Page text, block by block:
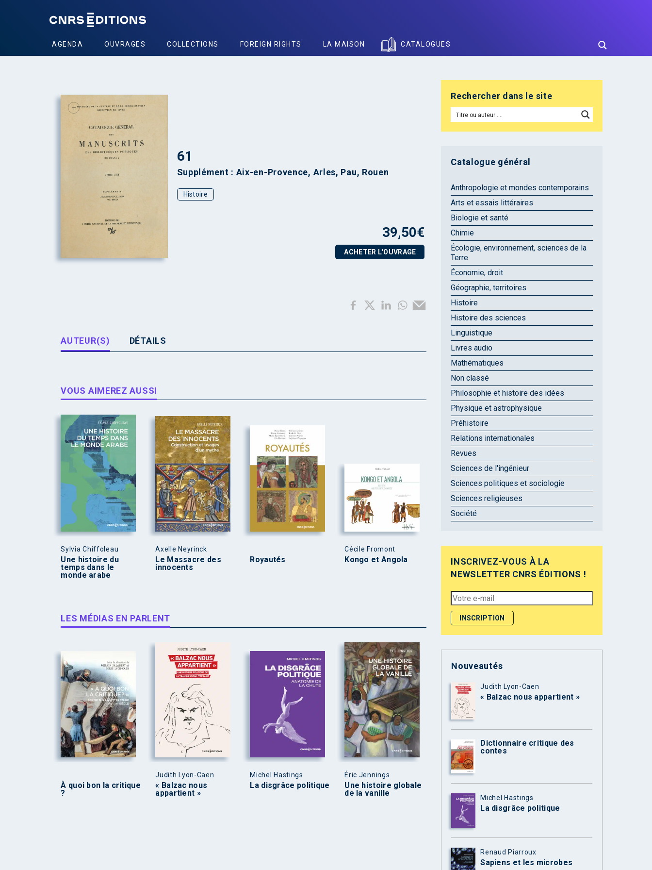
AGENDA OUVRAGES COLLECTIONS FOREIGN RIGHTS LA MAISON CATALOGUES
+
61
Supplément : Aix-en-Provence, Arles, Pau, Rouen
Histoire
39,50€
ACHETER L'OUVRAGE
AUTEUR(S) DÉTAILS
VOUS AIMEREZ AUSSI
Sylvia Chiffoleau
Une histoire du
temps dans le
monde arabe
Axelle Neyrinck
Le Massacre des
innocents
Royautés
Cécile Fromont
Kongo et Angola
LES MÉDIAS EN PARLENT
À quoi bon la critique
?
Judith Lyon-Caen
« Balzac nous
appartient »
Michel Hastings
La disgrâce politique
Éric Jennings
Une histoire globale
de la vanille
Rechercher dans le site
Catalogue général
Anthropologie et mondes contemporains
Arts et essais littéraires
Biologie et santé
Chimie
Écologie, environnement, sciences de la
Terre
Économie, droit
Géographie, territoires
Histoire
Histoire des sciences
Linguistique
Livres audio
Mathématiques
Non classé
Philosophie et histoire des idées
Physique et astrophysique
Préhistoire
Relations internationales
Revues
Sciences de l'ingénieur
Sciences politiques et sociologie
Sciences religieuses
Société
INSCRIVEZ-VOUS À LA
NEWSLETTER CNRS ÉDITIONS !
Nouveautés
Judith Lyon-Caen
« Balzac nous appartient »
Dictionnaire critique des
contes
Michel Hastings
La disgrâce politique
Renaud Piarroux
Sapiens et les microbes